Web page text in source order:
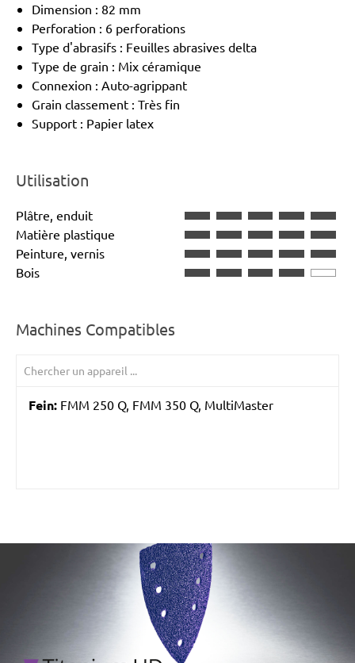
Dimension : 82 mm
Perforation : 6 perforations
Type d'abrasifs : Feuilles abrasives delta
Type de grain : Mix céramique
Connexion : Auto-agrippant
Grain classement : Très fin
Support : Papier latex
Utilisation
Plâtre, enduit
Matière plastique
Peinture, vernis
Bois
Machines Compatibles
Fein: FMM 250 Q, FMM 350 Q, MultiMaster
/marketing/parallax/menzer/parallax_logos/